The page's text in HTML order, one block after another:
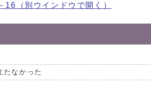
16 （別ウインドウで開く）
たなかった